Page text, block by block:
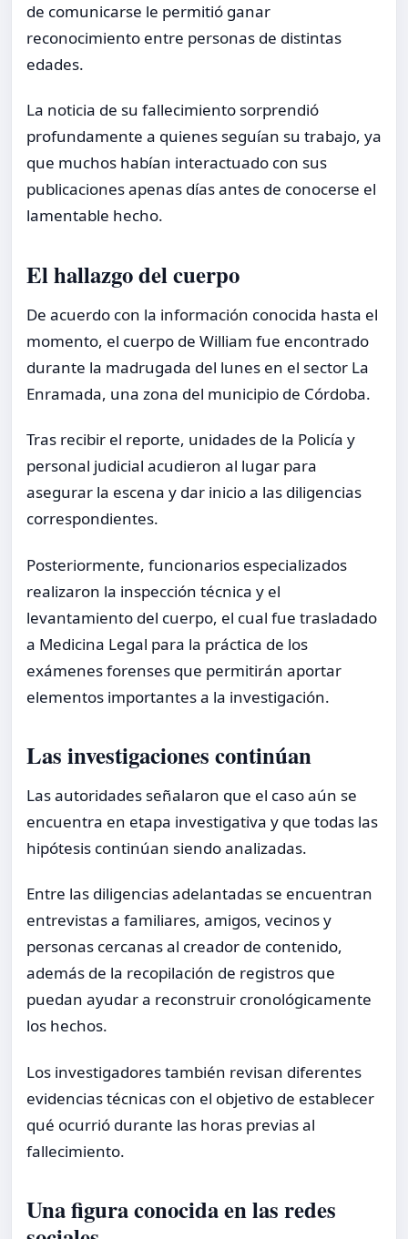
de comunicarse le permitió ganar
reconocimiento entre personas de distintas
edades.
La noticia de su fallecimiento sorprendió
profundamente a quienes seguían su trabajo, ya
que muchos habían interactuado con sus
publicaciones apenas días antes de conocerse el
lamentable hecho.
El hallazgo del cuerpo
De acuerdo con la información conocida hasta el
momento, el cuerpo de William fue encontrado
durante la madrugada del lunes en el sector La
Enramada, una zona del municipio de Córdoba.
Tras recibir el reporte, unidades de la Policía y
personal judicial acudieron al lugar para
asegurar la escena y dar inicio a las diligencias
correspondientes.
Posteriormente, funcionarios especializados
realizaron la inspección técnica y el
levantamiento del cuerpo, el cual fue trasladado
a Medicina Legal para la práctica de los
exámenes forenses que permitirán aportar
elementos importantes a la investigación.
Las investigaciones continúan
Las autoridades señalaron que el caso aún se
encuentra en etapa investigativa y que todas las
hipótesis continúan siendo analizadas.
Entre las diligencias adelantadas se encuentran
entrevistas a familiares, amigos, vecinos y
personas cercanas al creador de contenido,
además de la recopilación de registros que
puedan ayudar a reconstruir cronológicamente
los hechos.
Los investigadores también revisan diferentes
evidencias técnicas con el objetivo de establecer
qué ocurrió durante las horas previas al
fallecimiento.
Una figura conocida en las redes